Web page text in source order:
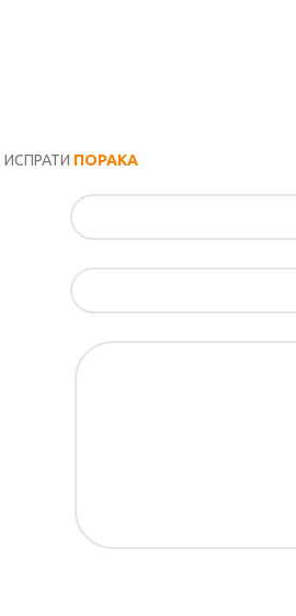
ИСПРАТИ ПОРАКА